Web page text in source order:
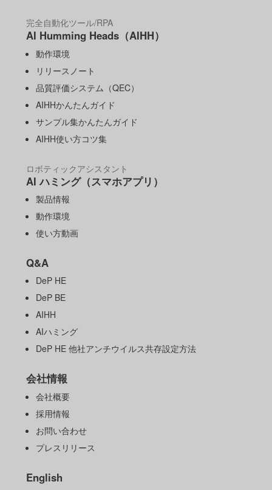
完全自動化ツール/RPA
AI Humming Heads（AIHH）
動作環境
リリースノート
品質評価システム（QEC）
AIHHかんたんガイド
サンプル集かんたんガイド
AIHH使い方コツ集
ロボティックアシスタント
AI ハミング（スマホアプリ）
製品情報
動作環境
使い方動画
Q&A
DeP HE
DeP BE
AIHH
AIハミング
DeP HE 他社アンチウイルス共存設定方法
会社情報
会社概要
採用情報
お問い合わせ
プレスリリース
English